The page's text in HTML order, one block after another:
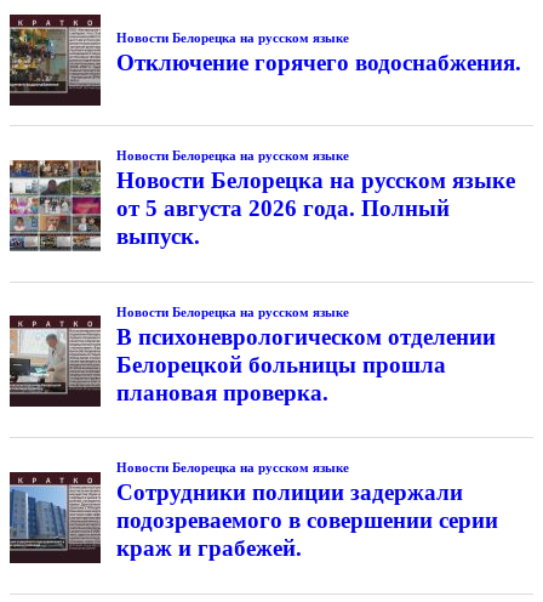
Новости Белорецка на русском языке
Отключение горячего водоснабжения.
Новости Белорецка на русском языке
Новости Белорецка на русском языке
от 5 августа 2026 года. Полный
выпуск.
Новости Белорецка на русском языке
В психоневрологическом отделении
Белорецкой больницы прошла
плановая проверка.
Новости Белорецка на русском языке
Сотрудники полиции задержали
подозреваемого в совершении серии
краж и грабежей.